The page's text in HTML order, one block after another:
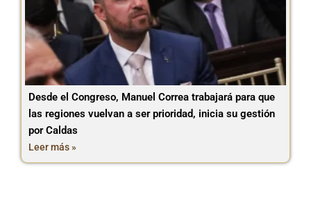
Desde el Congreso, Manuel Correa trabajará para que
las regiones vuelvan a ser prioridad, inicia su gestión
por Caldas
Leer más »